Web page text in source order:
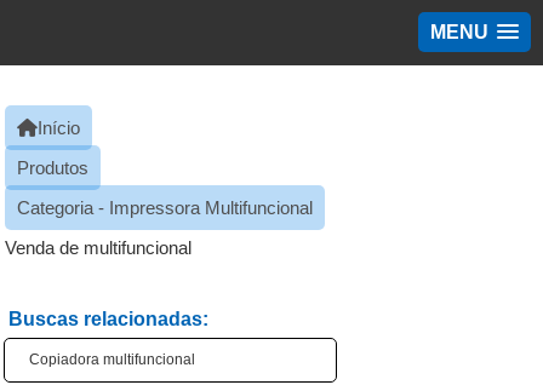
MENU
Início
Produtos
Categoria - Impressora Multifuncional
Venda de multifuncional
Buscas relacionadas:
Copiadora multifuncional